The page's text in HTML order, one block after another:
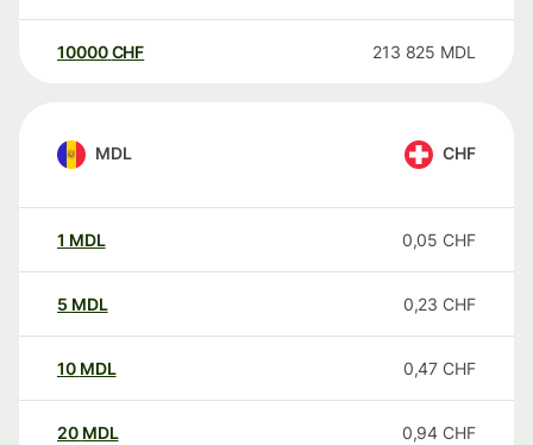
10000 CHF 213 825 MDL
MDL CHF
1 MDL 0,05 CHF
5 MDL 0,23 CHF
10 MDL 0,47 CHF
20 MDL 0,94 CHF